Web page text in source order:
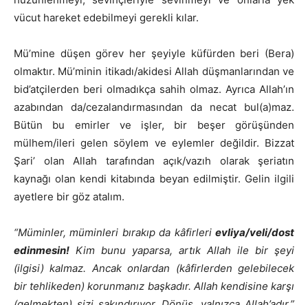
vücut hareket edebilmeyi gerekli kılar.
Mü’mine düşen görev her şeyiyle küfürden beri (Bera)
olmaktır. Mü’minin itikadı/akidesi Allah düşmanlarından ve
bid’atçilerden beri olmadıkça sahih olmaz. Ayrıca Allah’ın
azabından da/cezalandırmasından da necat bul(a)maz.
Bütün bu emirler ve işler, bir beşer görüşünden
mülhem/ileri gelen söylem ve eylemler değildir. Bizzat
Şari’ olan Allah tarafından açık/vazıh olarak şeriatın
kaynağı olan kendi kitabında beyan edilmiştir. Gelin ilgili
ayetlere bir göz atalım.
“Müminler, müminleri bırakıp da kâfirleri evliya/veli/dost
edinmesin! Kim bunu yaparsa, artık Allah ile bir şeyi
(ilgisi) kalmaz. Ancak onlardan (kâfirlerden gelebilecek
bir tehlikeden) korunmanız başkadır. Allah kendisine karşı